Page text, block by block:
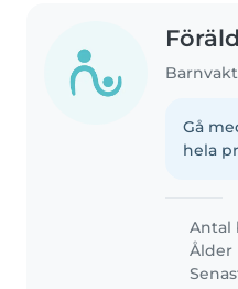
Gå
hela
Antal
Ålder